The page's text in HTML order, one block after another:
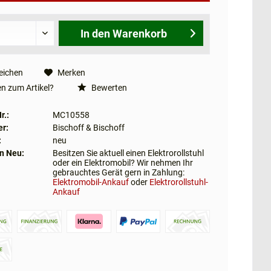
In den Warenkorb
Merken
zum Artikel?
Bewerten
MC10558
Bischoff & Bischoff
neu
Neu:
Besitzen Sie aktuell einen Elektrorollstuhl
oder ein Elektromobil? Wir nehmen Ihr
gebrauchtes Gerät gern in Zahlung:
Elektromobil-Ankaufoder Elektrorollstuhl-
Ankauf